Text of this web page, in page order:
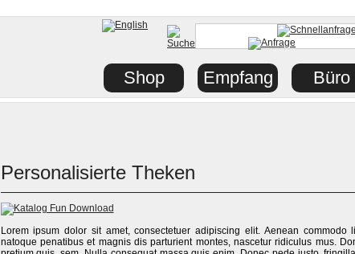
Personalisierte Theken
Lorem ipsum dolor sit amet, consectetuer adipiscing elit. Aenean
natoque penatibus et magnis dis parturient montes, nascetur ridiculus mus.
Shop Empfang Büro